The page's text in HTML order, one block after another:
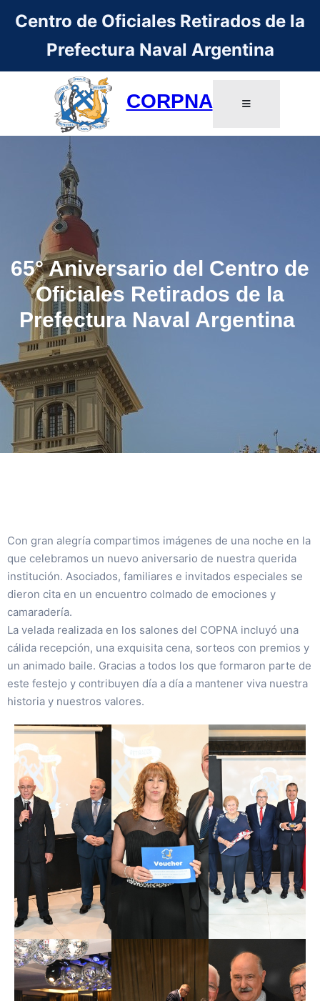
Centro de Oficiales Retirados de la
Prefectura Naval Argentina
CORPNA
65° Aniversario del Centro de
Oficiales Retirados de la
Prefectura Naval Argentina
Con gran alegría compartimos imágenes de una noche en la
que celebramos un nuevo aniversario de nuestra querida
institución. Asociados, familiares e invitados especiales se
dieron cita en un encuentro colmado de emociones y
camaradería.
La velada realizada en los salones del COPNA incluyó una
cálida recepción, una exquisita cena, sorteos con premios y
un animado baile. Gracias a todos los que formaron parte de
este festejo y contribuyen día a día a mantener viva nuestra
historia y nuestros valores.